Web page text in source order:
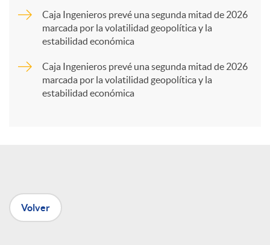
n
Caja Ingenieros prevé una segunda mitad de 2026
marcada por la volatilidad geopolítica y la
estabilidad económica
Caja Ingenieros prevé una segunda mitad de 2026
marcada por la volatilidad geopolítica y la
estabilidad económica
Volver